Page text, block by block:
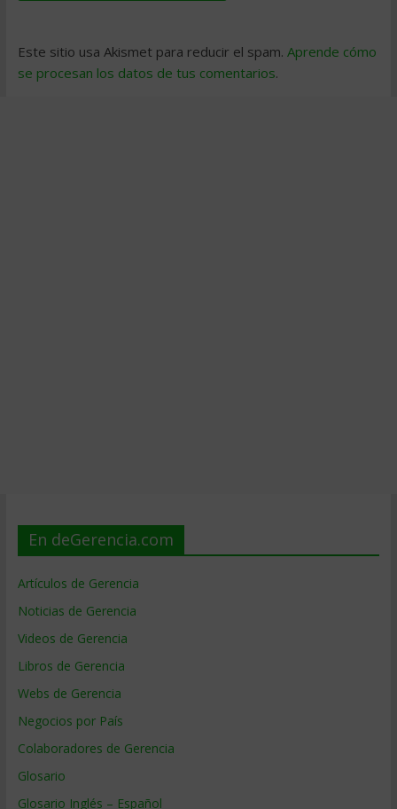
Este sitio usa Akismet para reducir el spam. Aprende cómo
se procesan los datos de tus comentarios.
En deGerencia.com
Artículos de Gerencia
Noticias de Gerencia
Videos de Gerencia
Libros de Gerencia
Webs de Gerencia
Negocios por País
Colaboradores de Gerencia
Glosario
Glosario Inglés – Español